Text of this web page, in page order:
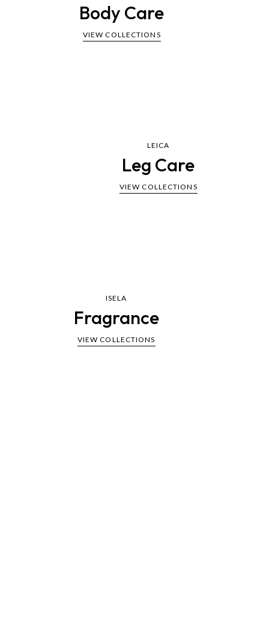
Body Care
VIEW COLLECTIONS
LEICA
Leg Care
VIEW COLLECTIONS
ISELA
Fragrance
VIEW COLLECTIONS